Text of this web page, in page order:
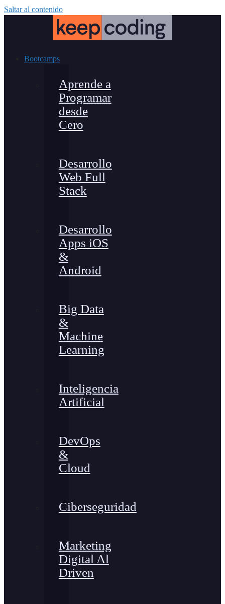
Saltar al contenido
Bootcamps
Aprende a
Programar
desde
Cero
Desarrollo
Web Full
Stack
Desarrollo
Apps iOS
&
Android
Big Data
&
Machine
Learning
Inteligencia
Artificial
DevOps
&
Cloud
Ciberseguridad
Marketing
Digital Al
Driven